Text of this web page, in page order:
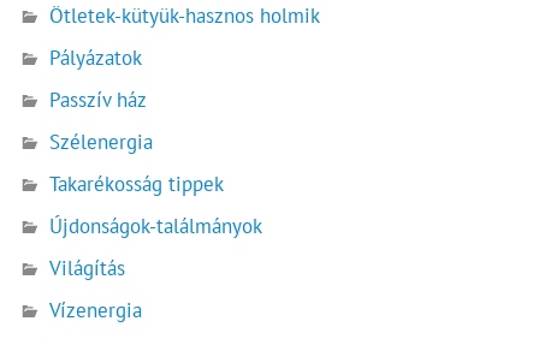
Ötletek-kütyük-hasznos holmik
Pályázatok
Passzív ház
Szélenergia
Takarékosság tippek
Újdonságok-találmányok
Világítás
Vízenergia